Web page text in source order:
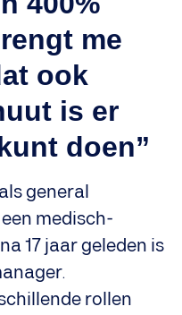
me
ook
is er
doen”
general
medisch-
17 jaar geleden is
rollen